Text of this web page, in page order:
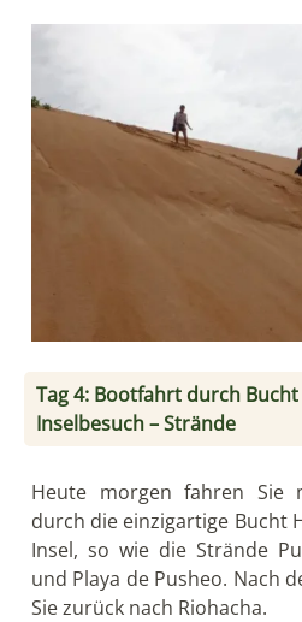
Tag 4: Bootfahrt durch
Inselbesuch – Strände
Heute morgen fahren Sie
durch die einzigartige Bucht
Insel, so wie die Strände
und Playa de Pusheo. Nach
Sie zurück nach Riohacha.